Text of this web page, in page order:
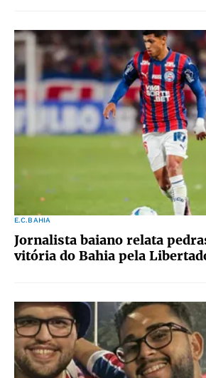
E.C.BAHIA
Jornalista baiano relata
vitória do Bahia pela